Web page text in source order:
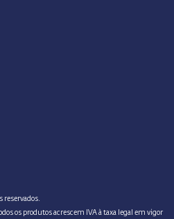
reservados.
os produtos acrescem IVA à taxa legal em vigor